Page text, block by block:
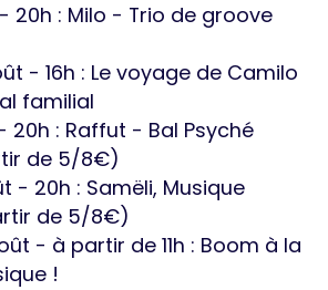
20h : Milo - Trio de groove
- 16h : Le voyage de Camilo
familial
20h : Raffut - Bal Psyché
de 5/8€)
- 20h : Samëli, Musique
de 5/8€)
- à partir de 11h : Boom à la
!